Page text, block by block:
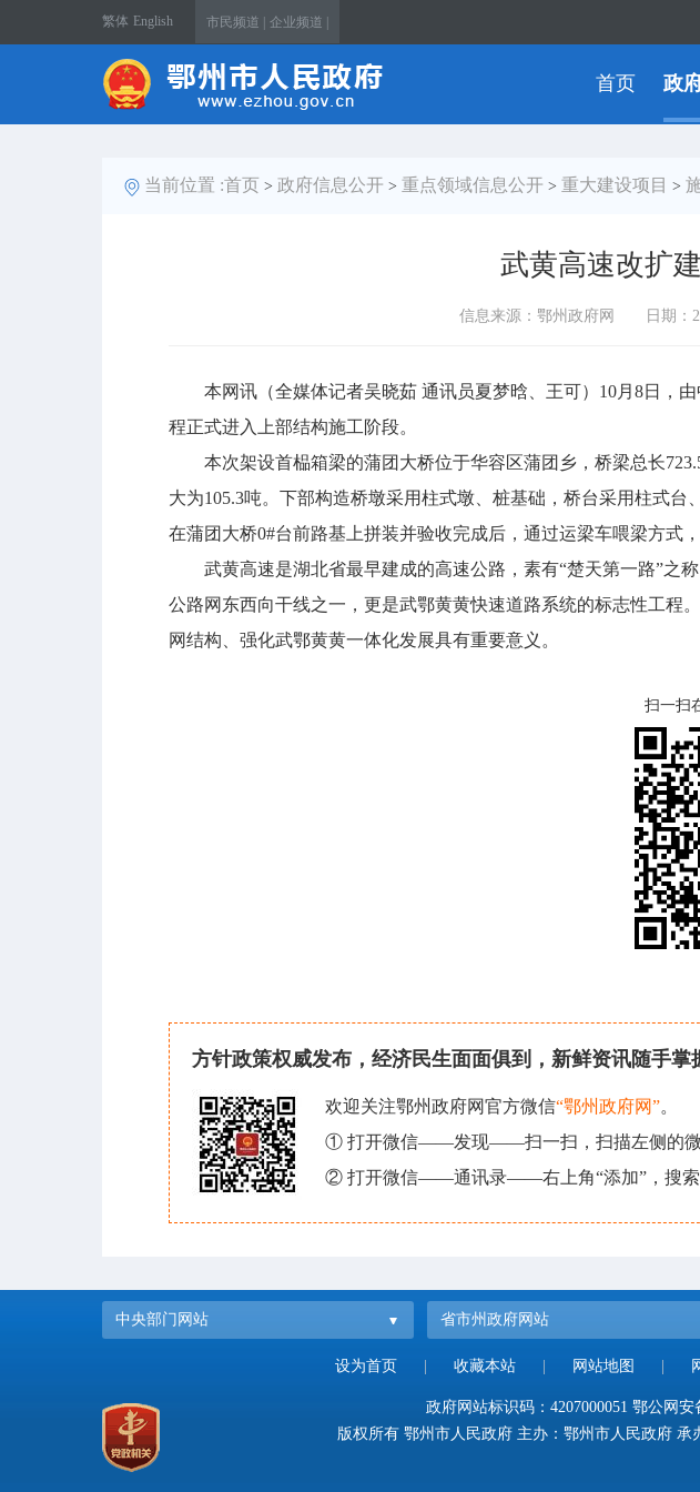
繁体 English 市民频道 | 企业频道 |
首页 政
当前位置 :首页 > 政府信息公开 > 重点领域信息公开 > 重大建设项目 >
武黄高速改扩
信息来源：鄂州政府网 日期：
本网讯（全媒体记者吴晓茹 通讯员夏梦晗、王可）10月8日，由
程正式进入上部结构施工阶段。
本次架设首榀箱梁的蒲团大桥位于华容区蒲团乡，桥梁总长
大为105.3吨。下部构造桥墩采用柱式墩、桩基础，桥台采用柱式
在蒲团大桥0#台前路基上拼装并验收完成后，通过运梁车喂梁方式
武黄高速是湖北省最早建成的高速公路，素有“楚天第一路”之称
公路网东西向干线之一，更是武鄂黄黄快速道路系统的标志性工程
网结构、强化武鄂黄黄一体化发展具有重要意义。
扫一扫
方针政策权威发布，经济民生面面俱到，新鲜资讯随手掌
欢迎关注鄂州政府网官方微信“鄂州政府网”。
① 打开微信——发现——扫一扫，扫描左侧的微
② 打开微信——通讯录——右上角“添加”，搜索
中央部门网站 省市州政府网站
设为首页 收藏本站 网站地图
政府网站标识码：4207000051 鄂公网安
版权所有 鄂州市人民政府 主办：鄂州市人民政府 承